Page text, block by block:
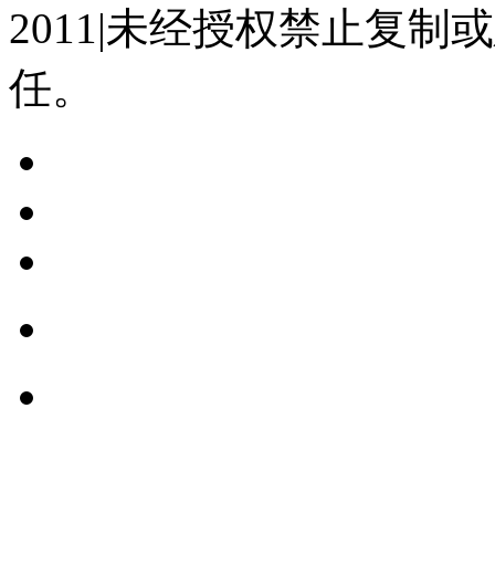
2011|未经授权禁止复制
任。